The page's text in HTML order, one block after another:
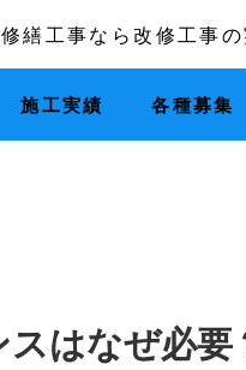
施工実績 各種募集
はなぜ必要